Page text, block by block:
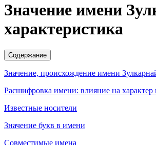
Значение имени
характеристика
Содержание
Значение, происхождение имени
Расшифровка имени: влияние на характер
Известные носители
Значение букв в имени
Совместимые имена